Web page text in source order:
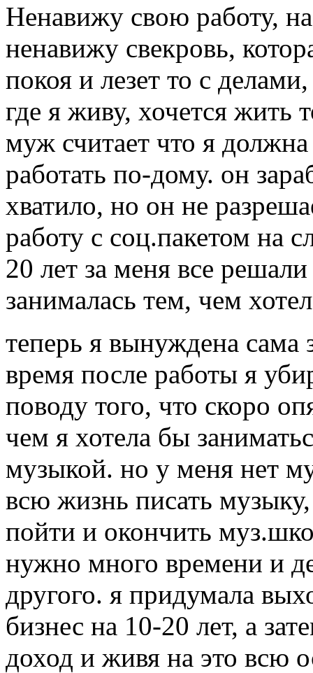
Ненавижу свою работу,
ненавижу свекровь,
покоя и лезет то с
где я живу, хочется жить
муж считает что я должна
работать по-дому. он
хватило, но он не
работу с соц.пакетом на
20 лет за меня все
занималась тем, чем
теперь я вынуждена сама
время после работы я
поводу того, что скоро
чем я хотела бы
музыкой. но у меня нет
всю жизнь писать
пойти и окончить
нужно много времени и
другого. я придумала
бизнес на 10-20 лет, а
доход и живя на это всю